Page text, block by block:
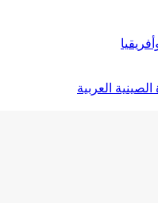
العربية